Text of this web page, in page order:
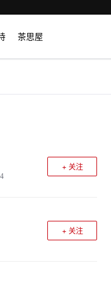
茶思屋
+ 关注
+ 关注